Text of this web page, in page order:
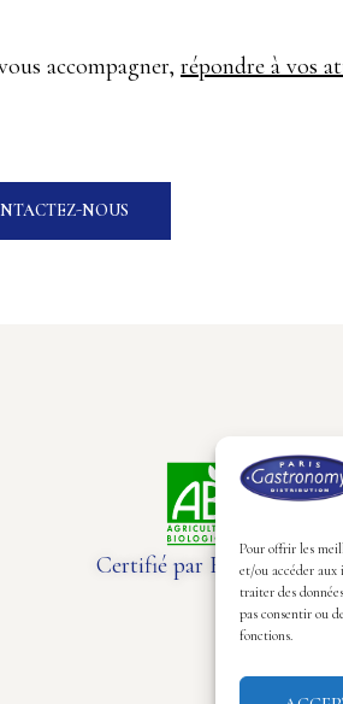
Pour offrir les
et/ou accéder aux
traiter des
pas consentir ou
fonctions.
accompagner, répondre à vos
NOUS
Certifié par Bureau